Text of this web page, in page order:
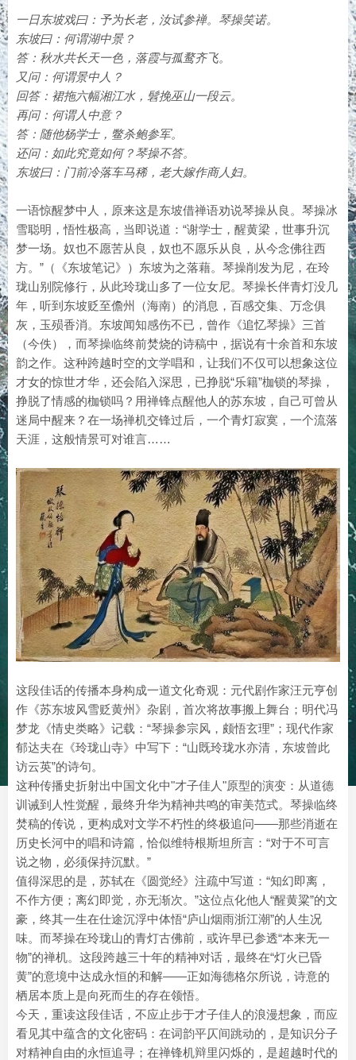
一日东坡戏曰：予为长老，汝试参禅。琴操笑诺。
东坡曰：何谓湖中景？
答：秋水共长天一色，落霞与孤鹜齐飞。
又问：何谓景中人？
回答：裙拖六幅湘江水，髫挽巫山一段云。
再问：何谓人中意？
答：随他杨学士，鳖杀鲍参军。
还问：如此究竟如何？琴操不答。
东坡曰：门前冷落车马稀，老大嫁作商人妇。
一语惊醒梦中人，原来这是东坡借禅语劝说琴操从良。琴操冰
雪聪明，悟性极高，当即说道：“谢学士，醒黄梁，世事升沉
梦一场。奴也不愿苦从良，奴也不愿乐从良，从今念佛往西
方。”（《东坡笔记》）东坡为之落藉。琴操削发为尼，在玲
珑山别院修行，从此玲珑山多了一位女尼。琴操长伴青灯没几
年，听到东坡贬至儋州（海南）的消息，百感交集、万念俱
灰，玉殒香消。东坡闻知感伤不已，曾作《追忆琴操》三首
（今佚），而琴操临终前焚烧的诗稿中，据说有十余首和东坡
韵之作。这种跨越时空的文学唱和，让我们不仅可以想象这位
才女的惊世才华，还会陷入深思，已挣脱“乐籍”枷锁的琴操，
挣脱了情感的枷锁吗？用禅锋点醒他人的苏东坡，自己可曾从
迷局中醒来？在一场禅机交锋过后，一个青灯寂寞，一个流落
天涯，这般情景可对谁言……
这段佳话的传播本身构成一道文化奇观：元代剧作家汪元亨创
作《苏东坡风雪贬黄州》杂剧，首次将故事搬上舞台；明代冯
梦龙《情史类略》记载：“琴操参宗风，颇悟玄理”；现代作家
郁达夫在《玲珑山寺》中写下：“山既玲珑水亦清，东坡曾此
访云英”的诗句。
这种传播史折射出中国文化中"才子佳人"原型的演变：从道德
训诫到人性觉醒，最终升华为精神共鸣的审美范式。琴操临终
焚稿的传说，更构成对文学不朽性的终极追问——那些消逝在
历史长河中的唱和诗篇，恰似维特根斯坦所言：“对于不可言
说之物，必须保持沉默。”
值得深思的是，苏轼在《圆觉经》注疏中写道：“知幻即离，
不作方便；离幻即觉，亦无渐次。”这位点化他人“醒黄粱”的文
豪，终其一生在仕途沉浮中体悟“庐山烟雨浙江潮”的人生况
味。而琴操在玲珑山的青灯古佛前，或许早已参透“本来无一
物”的禅机。这段跨越三十年的精神对话，最终在“灯火已昏
黄”的意境中达成永恒的和解——正如海德格尔所说，诗意的
栖居本质上是向死而生的存在领悟。
今天，重读这段佳话，不应止步于才子佳人的浪漫想象，而应
看见其中蕴含的文化密码：在词韵平仄间跳动的，是知识分子
对精神自由的永恒追寻；在禅锋机辩里闪烁的，是超越时代的